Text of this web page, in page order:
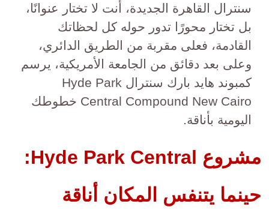
سنترال القاهرة الجديدة، أنت لا تختار عنوانًا،
بل تختار محورًا تدور حوله كل لحظاتك
القادمة، فعلى مقربة من الطريق الدائري،
وعلى بعد دقائق من الجامعة الأمريكية، يرسم
كمبوند هايد بارك سنترال Hyde Park
Central Compound New Cairo خطوطك
اليومية بأناقة.
مشروع Hyde Park Central:
حينما يتنفس المكان أناقة